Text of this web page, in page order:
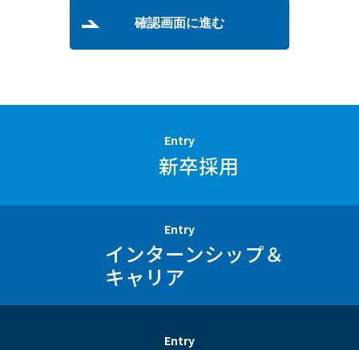
確認画面に進む
新卒採用
Entry
インターンシップ＆
キャリア
Entry
Entry